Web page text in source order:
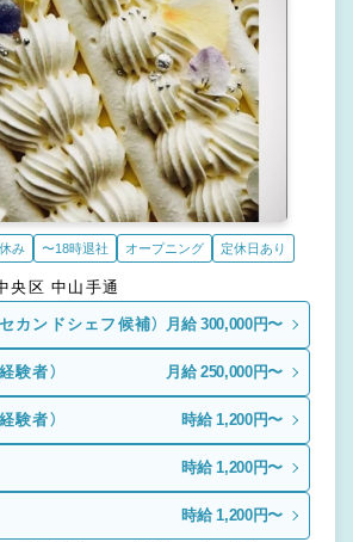
み 〜18時退社 オープニング 定休日あり
兵庫県 神戸市中央区 中山手通
カンドシェフ候補） 月給 300,000円〜
験者） 月給 250,000円〜
験者） 時給 1,200円〜
時給 1,200円〜
時給 1,200円〜